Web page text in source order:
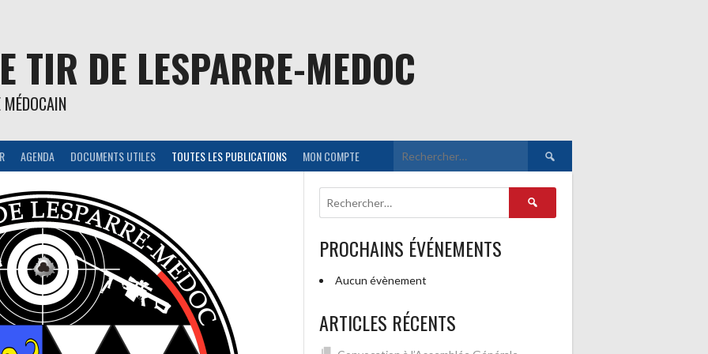
TIR DE LESPARRE-MEDOC
AGENDA DOCUMENTS UTILES TOUTES LES PUBLICATIONS MON COMPTE Rechercher :
Rechercher :
PROCHAINS ÉVÉNEMENTS
Aucun évènement
ARTICLES RÉCENTS